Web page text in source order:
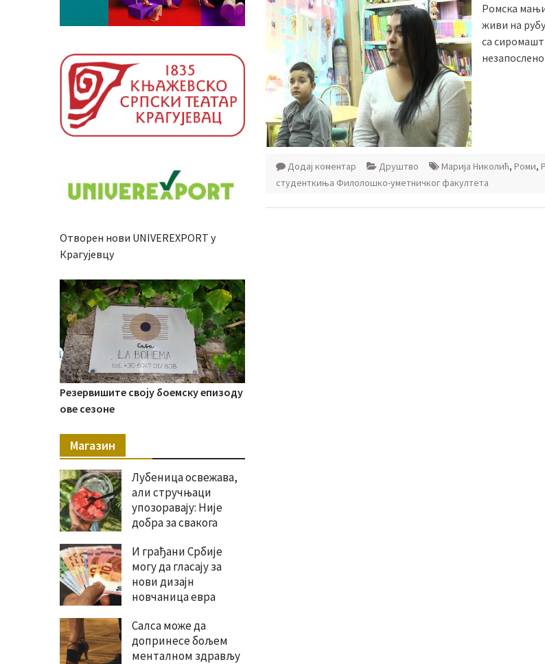
Ромска
живи на
са
Додај коментар Друштво Марија Николић, Роми,
студенткиња Филолошко-уметничког факултета
Отворен нови UNIVEREXPORT у
Крагујевцу
Резервишите своју боемску епизоду
ове сезоне
Магазин
Лубеница освежава,
али стручњаци
упозоравају: Није
добра за свакога
И грађани Србије
могу да гласају за
нови дизајн
новчаница евра
Салса може да
допринесе бољем
менталном здрављу